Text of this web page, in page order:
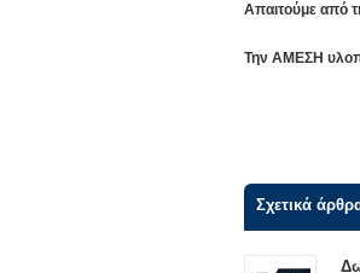
Απαιτούμε από
Την ΑΜΕΣΗ
Σχετικά